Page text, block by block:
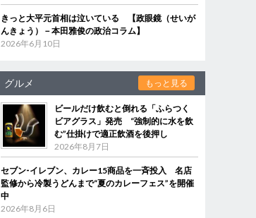
きっと大平元首相は泣いている 【政眼鏡（せいが
んきょう）－本田雅俊の政治コラム】
2026年6月10日
グルメ もっと見る
ビールだけ飲むと倒れる「ふらつく
ビアグラス」発売 “強制的に水を飲
む”仕掛けで適正飲酒を後押し
2026年8月7日
セブン‐イレブン、カレー15商品を一斉投入 名店
監修から冷製うどんまで“夏のカレーフェス”を開催
中
2026年8月6日